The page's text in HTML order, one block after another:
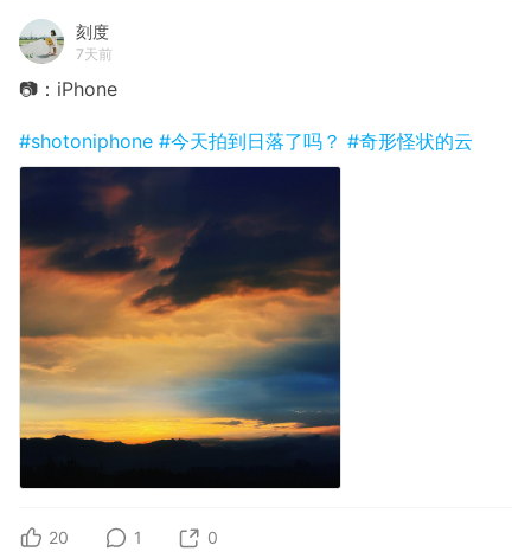
刻度
7天前
📷：iPhone
#shotoniphone #今天拍到日落了吗？ #奇形怪状的云
20 1 0